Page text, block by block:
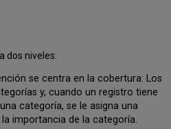
dos niveles:
se centra en la cobertura: Los
y, cuando un registro tiene
categoría, se le asigna una
importancia de la categoría.